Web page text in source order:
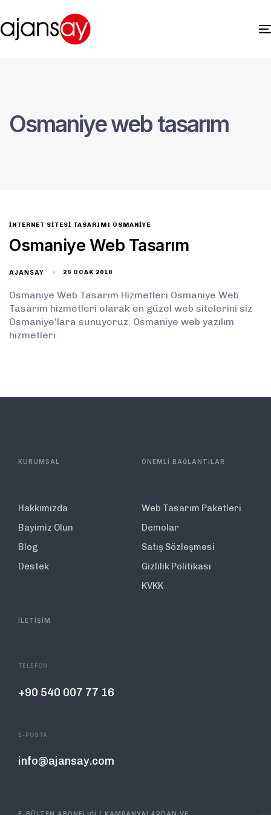
Osmaniye web tasarım
INTERNET SITESI TASARIMI OSMANIYE
Osmaniye Web Tasarım
AJANSAY 26 OCAK 2018
Osmaniye Web Tasarım Hizmetleri Osmaniye Web
Tasarım hizmetleri olarak en güzel web sitelerini siz
Osmaniye’lara sunuyoruz. Osmaniye web yazılım
hizmetleri
KURUMSAL
Hakkımızda
Bayimiz Olun
Blog
Destek
ÖNEMLİ BAĞLANTILAR
Web Tasarım Paketleri
Demolar
Satış Sözleşmesi
Gizlilik Politikası
KVKK
İLETİŞİM
TELEFON
+90 540 007 77 16
E-POSTA
info@ajansay.com